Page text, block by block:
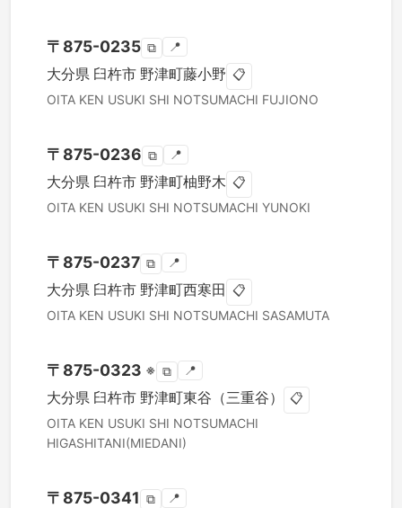
〒 875-0235 ⧉ 📍
大分県 臼杵市 野津町藤小野 📋
OITA KEN USUKI SHI NOTSUMACHI FUJIONO
〒 875-0236 ⧉ 📍
大分県 臼杵市 野津町柚野木 📋
OITA KEN USUKI SHI NOTSUMACHI YUNOKI
〒 875-0237 ⧉ 📍
大分県 臼杵市 野津町西寒田 📋
OITA KEN USUKI SHI NOTSUMACHI SASAMUTA
〒 875-0323 ※ ⧉ 📍
大分県 臼杵市 野津町東谷（三重谷） 📋
OITA KEN USUKI SHI NOTSUMACHI
HIGASHITANI(MIEDANI)
〒 875-0341 ⧉ 📍